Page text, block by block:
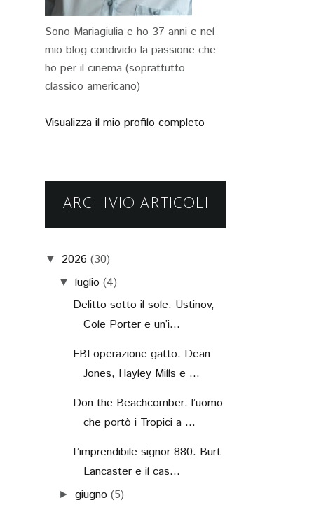
Sono Mariagiulia e ho 37 anni e nel
mio blog condivido la passione che
ho per il cinema (soprattutto
classico americano)
Visualizza il mio profilo completo
ARCHIVIO ARTICOLI
▼ 2026 (30)
▼ luglio (4)
Delitto sotto il sole: Ustinov,
Cole Porter e un’i...
FBI operazione gatto: Dean
Jones, Hayley Mills e ...
Don the Beachcomber: l’uomo
che portò i Tropici a ...
L’imprendibile signor 880: Burt
Lancaster e il cas...
►giugno (5)